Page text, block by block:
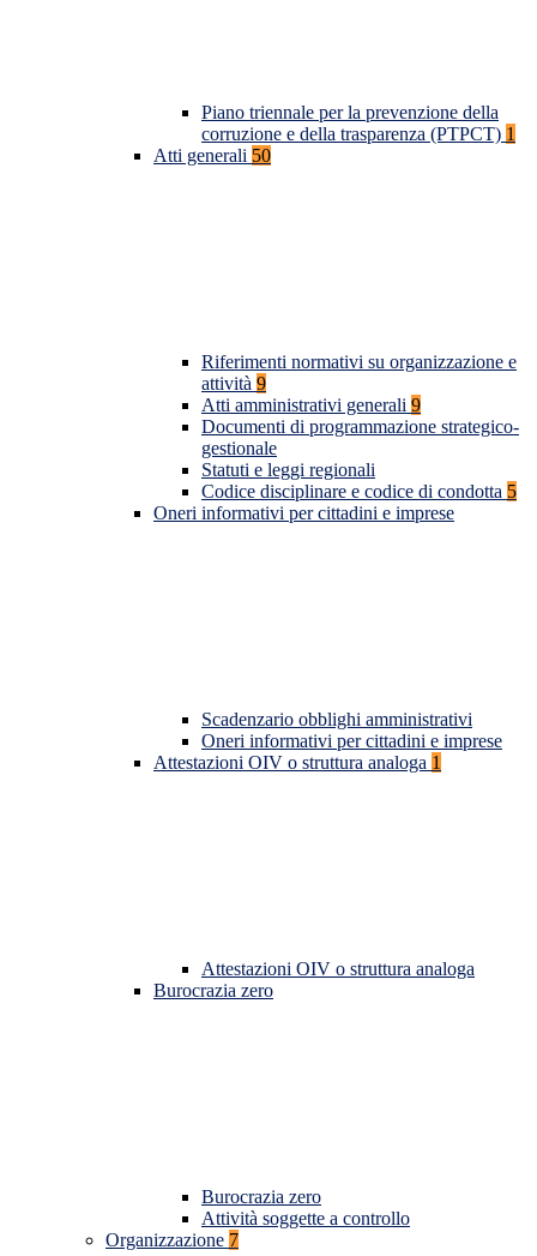
Piano triennale per la prevenzione della
corruzione e della trasparenza (PTPCT) 1
Atti generali 50
Riferimenti normativi su organizzazione e
attività 9
Atti amministrativi generali 9
Documenti di programmazione strategico-
gestionale
Statuti e leggi regionali
Codice disciplinare e codice di condotta 5
Oneri informativi per cittadini e imprese
Scadenzario obblighi amministrativi
Oneri informativi per cittadini e imprese
Attestazioni OIV o struttura analoga 1
Attestazioni OIV o struttura analoga
Burocrazia zero
Burocrazia zero
Attività soggette a controllo
Organizzazione 7